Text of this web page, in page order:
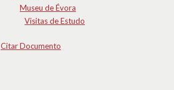
Museu de Évora
Visitas de Estudo
Citar Documento